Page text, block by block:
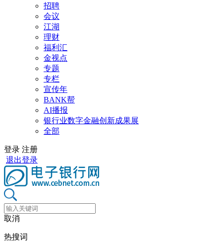
招聘
会议
江湖
理财
福利汇
金视点
专题
专栏
宣传年
BANK帮
AI播报
银行业数字金融创新成果展
全部
登录 注册
退出登录
取消
热搜词